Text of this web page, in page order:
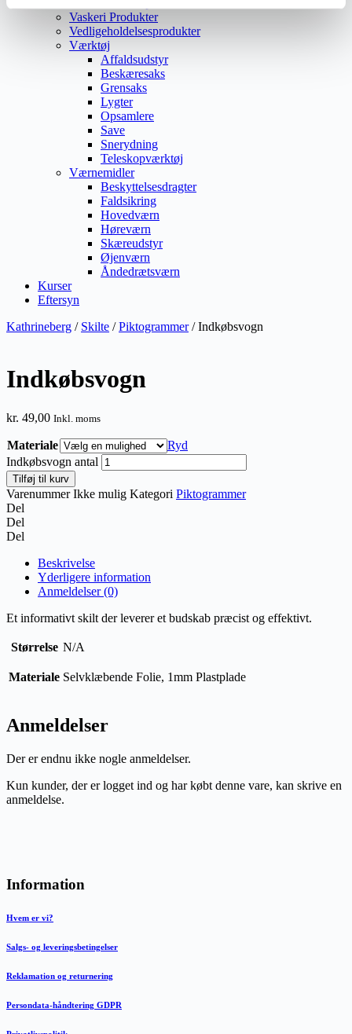
Vaskeri Produkter
Vedligeholdelsesprodukter
Værktøj
Affaldsudstyr
Beskæresaks
Grensaks
Lygter
Opsamlere
Save
Snerydning
Teleskopværktøj
Værnemidler
Beskyttelsesdragter
Faldsikring
Hovedværn
Høreværn
Skæreudstyr
Øjenværn
Åndedrætsværn
Kurser
Eftersyn
Kathrineberg / Skilte /Piktogrammer/ Indkøbsvogn
Indkøbsvogn
kr. 49,00 Inkl. moms
Materiale
Ryd
Indkøbsvogn antal
Tilføj til kurv
VarenummerIkke mulig Kategori Piktogrammer
Del
Del
Del
Beskrivelse
Yderligere information
Anmeldelser (0)
Et informativt skilt der leverer et budskab præcist og effektivt.
Størrelse N/A
Materiale Selvklæbende Folie, 1mm Plastplade
Anmeldelser
Der er endnu ikke nogle anmeldelser.
Kun kunder, der er logget ind og har købt denne vare, kan skrive en
anmeldelse.
Information
Hvem er vi?
Salgs- og leveringsbetingelser
Reklamation og returnering
Persondata-håndtering GDPR